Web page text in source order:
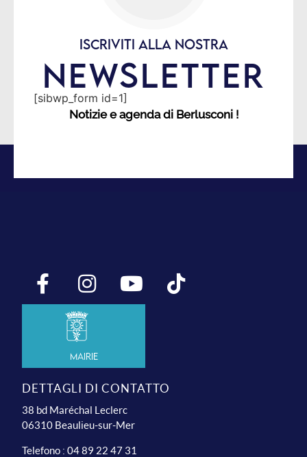
ISCRIVITI ALLA NOSTRA
NEWSLETTER
[sibwp_form id=1]
Notizie e agenda di Berlusconi !
Mairie
DETTAGLI DI CONTATTO
38 bd Maréchal Leclerc
06310 Beaulieu-sur-Mer
Telefono : 04 89 22 47 31